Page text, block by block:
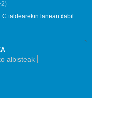
taldearekin lanean dabil
albisteak